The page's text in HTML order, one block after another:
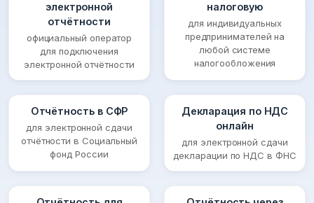
электронной
отчётности
официальный оператор
для подключения
электронной отчётности
налоговую
для индивидуальных
предпринимателей на
любой системе
налогообложения
Отчётность в СФР
для электронной сдачи
отчётности в Социальный
фонд России
Декларация по НДС
онлайн
для электронной сдачи
декларации по НДС в ФНС